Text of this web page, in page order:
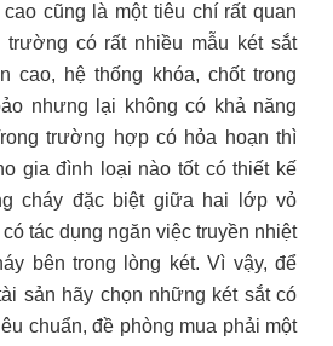
cũng là một tiêu chí rất quan
trường có rất nhiều mẫu két sắt
cao, hệ thống khóa, chốt trong
nhưng lại không có khả năng
trường hợp có hỏa hoạn thì
gia đình loại nào tốt có thiết kế
cháy đặc biệt giữa hai lớp vỏ
tác dụng ngăn việc truyền nhiệt
bên trong lòng két.Vì vậy, để
sản hãy chọn những két sắt có
chuẩn, đề phòng mua phải một